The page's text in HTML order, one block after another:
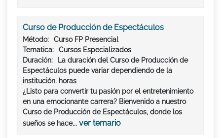
Curso de Producción de Espectáculos
Método:
Curso FP Presencial
Tematica:
Cursos Especializados
Duración:
La duración del Curso de Producción de
Espectáculos puede variar dependiendo de la
institución. horas
¿Listo para convertir tu pasión por el entretenimiento
en una emocionante carrera? Bienvenido a nuestro
Curso de Producción de Espectáculos, donde los
sueños se hace... ver temario